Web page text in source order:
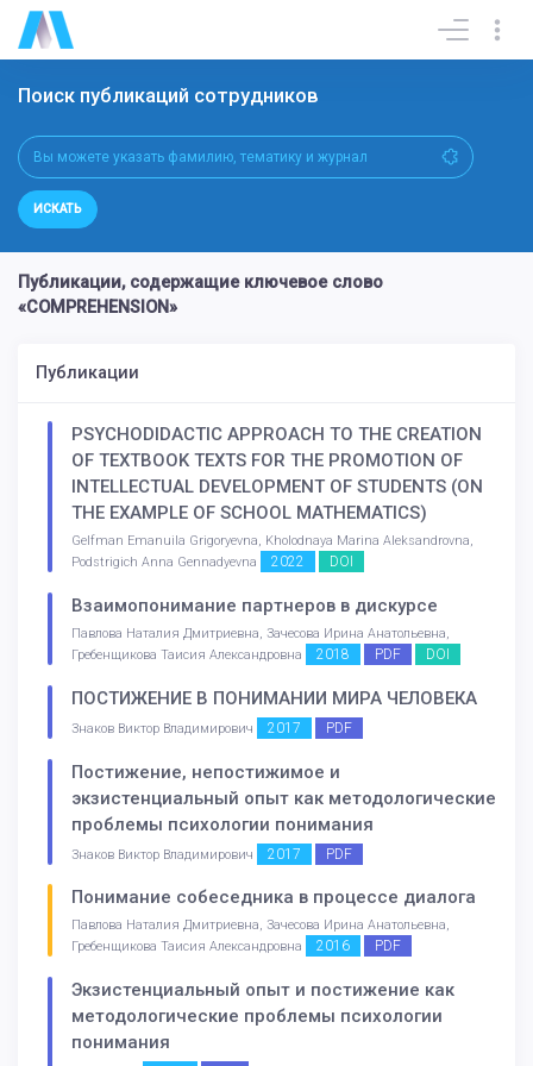
Поиск публикаций сотрудников
ИСКАТЬ
Публикации, содержащие ключевое слово
«COMPREHENSION»
Публикации
PSYCHODIDACTIC APPROACH TO THE CREATION
OF TEXTBOOK TEXTS FOR THE PROMOTION OF
INTELLECTUAL DEVELOPMENT OF STUDENTS (ON
THE EXAMPLE OF SCHOOL MATHEMATICS)
Gelfman Emanuila Grigoryevna, Kholodnaya Marina Aleksandrovna,
Podstrigich Anna Gennadyevna
2022 DOI
Взаимопонимание партнеров в дискурсе
Павлова Наталия Дмитриевна, Зачесова Ирина Анатольевна,
Гребенщикова Таисия Александровна
2018 PDF DOI
ПОСТИЖЕНИЕ В ПОНИМАНИИ МИРА ЧЕЛОВЕКА
Знаков Виктор Владимирович 2017 PDF
Постижение, непостижимое и
экзистенциальный опыт как методологические
проблемы психологии понимания
Знаков Виктор Владимирович 2017 PDF
Понимание собеседника в процессе диалога
Павлова Наталия Дмитриевна, Зачесова Ирина Анатольевна,
Гребенщикова Таисия Александровна
2016 PDF
Экзистенциальный опыт и постижение как
методологические проблемы психологии
понимания